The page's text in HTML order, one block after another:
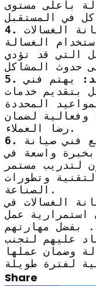
بأعلى مستوى
الغسالات
الغسالة
التي قد تؤدي
يهتم فني
بتقديم خدمات
المحددة
وفعالية لضمان
رضا العملاء.
فني صيانة
واسعة في
لتدريب مستمر
وتطورات
الصناعة.
الغسالات في
استمرارية عمل
بفضل مهارتهم
عليهم لتجنب
وضمان عملها
Share